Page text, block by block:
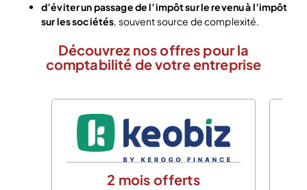
d’éviter un passage de l’impôt sur le revenu à l’impôt
sur les sociétés, souvent source de complexité.
Découvrez nos offres pour la
comptabilité de votre entreprise
2 mois offerts